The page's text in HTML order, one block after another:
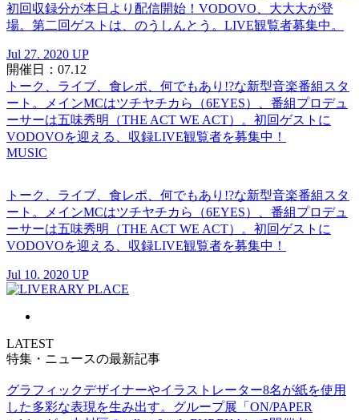
初回収録分が本日より配信開始！VODOVO、大大大が登
場。第二回ゲストは、のうしんとう。LIVE観覧者募集中。
Jul 27. 2020 UP
開催日：07.12
トーク、ライブ、食レポ、何でもあり!?な新型音楽番組スタ
ート。メインMCはツチヤチカら（6EYES）、番組プロデュ
ーサーは五味秀明（THE ACT WE ACT）。初回ゲストに
VODOVOを迎える、収録LIVE観覧者を募集中！
MUSIC
トーク、ライブ、食レポ、何でもあり!?な新型音楽番組スタ
ート。メインMCはツチヤチカら（6EYES）、番組プロデュ
ーサーは五味秀明（THE ACT WE ACT）。初回ゲストに
VODOVOを迎える、収録LIVE観覧者を募集中！
Jul 10. 2020 UP
LATEST
特集・ニュースの最新記事
グラフィックデザイナーやイラストレーター8名が紙を使用
した多彩な表現を生み出す。グループ展「ON/PAPER